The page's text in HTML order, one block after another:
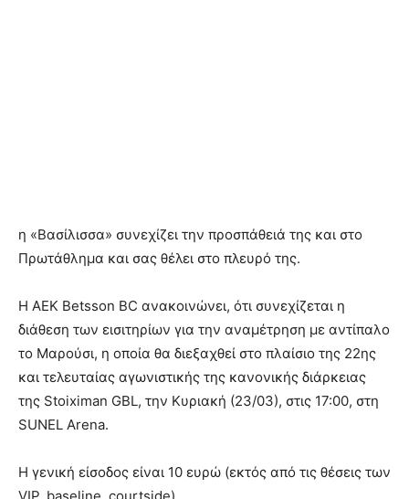
η «Βασίλισσα» συνεχίζει την προσπάθειά της και στο
Πρωτάθλημα και σας θέλει στο πλευρό της.
Η ΑΕΚ Betsson BC ανακοινώνει, ότι συνεχίζεται η
διάθεση των εισιτηρίων για την αναμέτρηση με αντίπαλο
το Μαρούσι, η οποία θα διεξαχθεί στο πλαίσιο της 22ης
και τελευταίας αγωνιστικής της κανονικής διάρκειας
της Stoiximan GBL, την Κυριακή (23/03), στις 17:00, στη
SUNEL Arena.
Η γενική είσοδος είναι 10 ευρώ (εκτός από τις θέσεις των